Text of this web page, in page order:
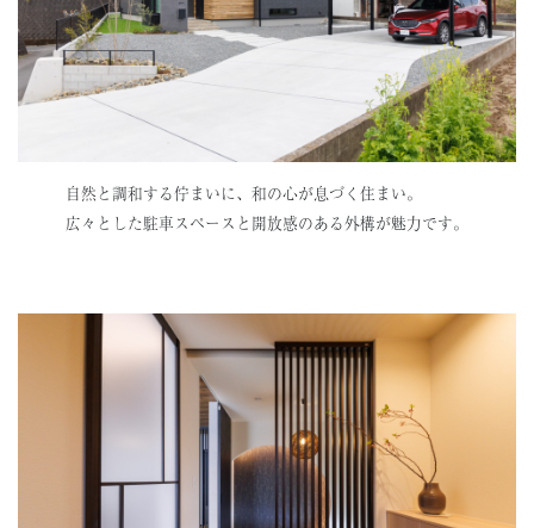
自然と調和する佇まいに、和の心が息づく住まい。
広々とした駐車スペースと開放感のある外構が魅力です。